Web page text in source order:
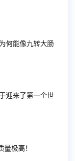
何能像九转大肠
迎来了第一个世
量极高！